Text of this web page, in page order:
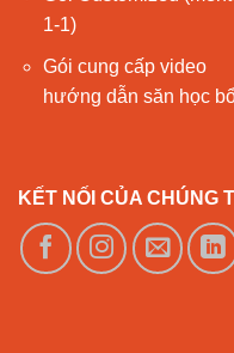
1-1)
Gói cung cấp video
hướng dẫn săn học
KẾT NỐI CỦA CHÚNG